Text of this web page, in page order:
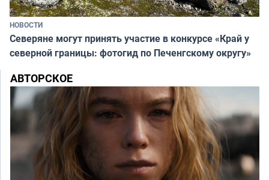
НОВОСТИ
Северяне могут принять участие в конкурсе «Край у
северной границы: фотогид по Печенгскому округу»
АВТОРСКОЕ